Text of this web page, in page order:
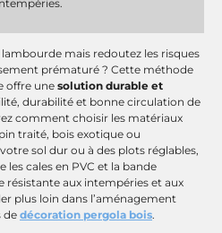
mais redoutez les risques
prématuré ? Cette méthode
offre une solution durable et
durabilité et bonne circulation de
comment choisir les matériaux
traité, bois exotique ou
sol dur ou à des plots réglables,
cales en PVC et la bande
résistante aux intempéries et aux
plus loin dans l’aménagement
de décoration pergola bois.